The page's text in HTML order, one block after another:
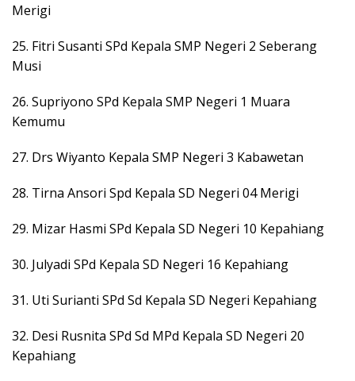
Merigi
25. Fitri Susanti SPd Kepala SMP Negeri 2 Seberang
Musi
26. Supriyono SPd Kepala SMP Negeri 1 Muara
Kemumu
27. Drs Wiyanto Kepala SMP Negeri 3 Kabawetan
28. Tirna Ansori Spd Kepala SD Negeri 04 Merigi
29. Mizar Hasmi SPd Kepala SD Negeri 10 Kepahiang
30. Julyadi SPd Kepala SD Negeri 16 Kepahiang
31. Uti Surianti SPd Sd Kepala SD Negeri Kepahiang
32. Desi Rusnita SPd Sd MPd Kepala SD Negeri 20
Kepahiang